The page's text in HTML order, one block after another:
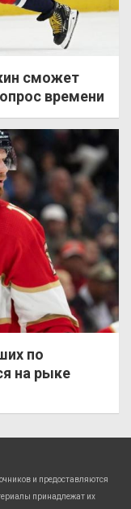
сможет
времени
по
на рыке
и предоставляются
принадлежат их